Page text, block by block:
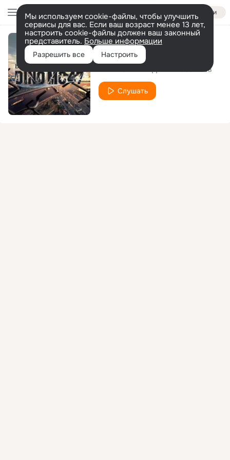
Войти
Мы используем cookie-файлы, чтобы улучшить
сервисы для вас. Если ваш возраст менее 13 лет,
настроить cookie-файлы должен ваш законный
представитель. Больше информации
Разрешить все Настроить
Москва
Джино 1000 слов
Слушать